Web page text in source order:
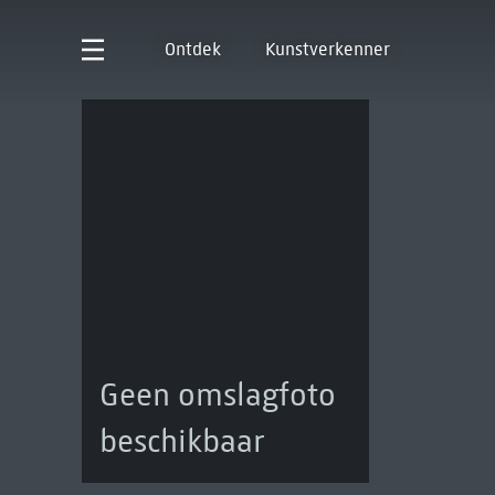
Ontdek Kunstverkenner
Geen omslagfoto
beschikbaar